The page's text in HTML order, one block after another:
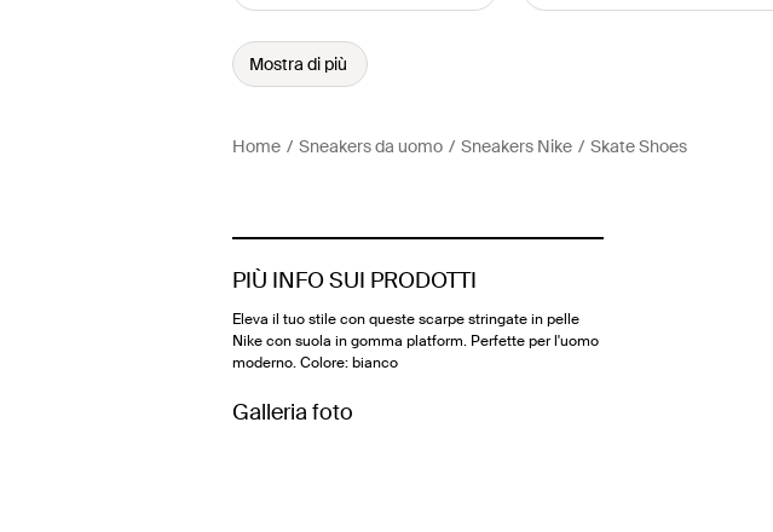
Mostra di più
Home Sneakers da uomo Sneakers Nike Skate Shoes
PIÙ INFO SUI PRODOTTI
Eleva il tuo stile con queste scarpe stringate in pelle
Nike con suola in gomma platform. Perfette per l'uomo
moderno. Colore: bianco
Galleria foto